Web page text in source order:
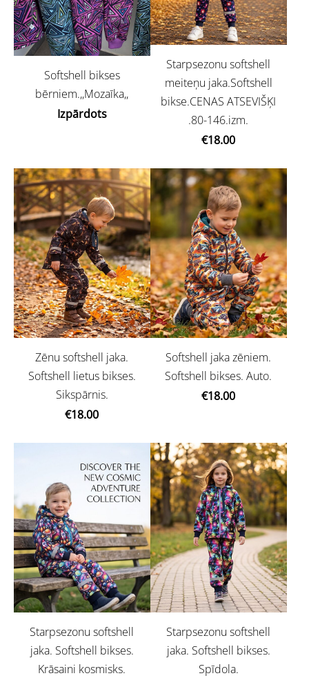
Softshell bikses
bērniem.,,Mozaīka,,
Izpārdots
Starpsezonu softshell
meiteņu jaka.Softshell
bikse.CENAS ATSEVIŠĶI
.80-146.izm.
€18.00
Zēnu softshell jaka.
Softshell lietus bikses.
Sikspārnis.
€18.00
Softshell jaka zēniem.
Softshell bikses. Auto.
€18.00
Starpsezonu softshell
jaka. Softshell bikses.
Krāsaini kosmisks.
Starpsezonu softshell
jaka. Softshell bikses.
Spīdola.